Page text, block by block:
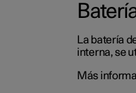
La batería
interna, se
Más